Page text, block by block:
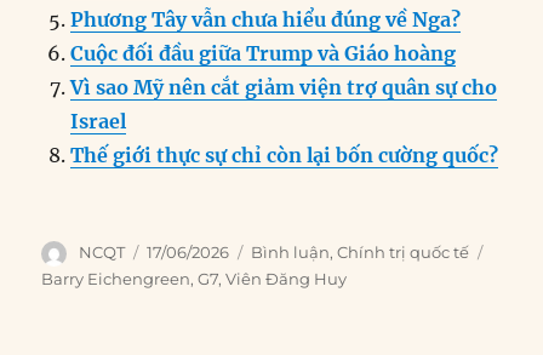
Phương Tây vẫn chưa hiểu đúng về Nga?
Cuộc đối đầu giữa Trump và Giáo hoàng
Vì sao Mỹ nên cắt giảm viện trợ quân sự cho
Israel
Thế giới thực sự chỉ còn lại bốn cường quốc?
Author
NCQT
Posted
on
17/06/2026 Categories
Bình luận,Chính trị quốc tế
Barry Eichengreen,G7,Viên Đăng Huy